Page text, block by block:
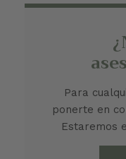
Para
ponerte en
Estaremos